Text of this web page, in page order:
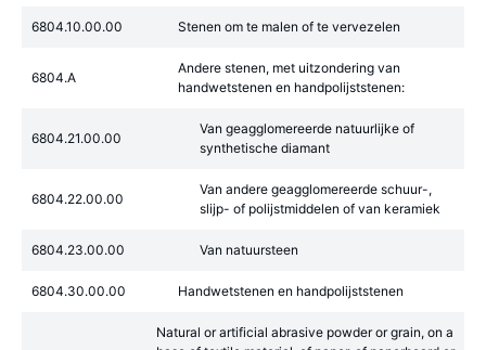
6804.10.00.00 Stenen om te malen of te vervezelen
6804.A
Andere stenen, met uitzondering van
handwetstenen en handpolijststenen:
6804.21.00.00
Van geagglomereerde natuurlijke of
synthetische diamant
6804.22.00.00
Van andere geagglomereerde schuur-,
slijp- of polijstmiddelen of van keramiek
6804.23.00.00 Van natuursteen
6804.30.00.00 Handwetstenen en handpolijststenen
Natural or artificial abrasive powder or grain, on a